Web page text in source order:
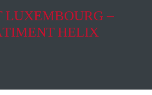
LUXEMBOURG –
HELIX